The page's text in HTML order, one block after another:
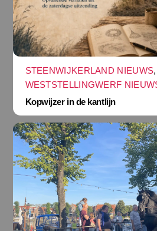
STEENWIJKERLAND NIEUWS,
WESTSTELLINGWERF
Kopwijzer in de kantlijn